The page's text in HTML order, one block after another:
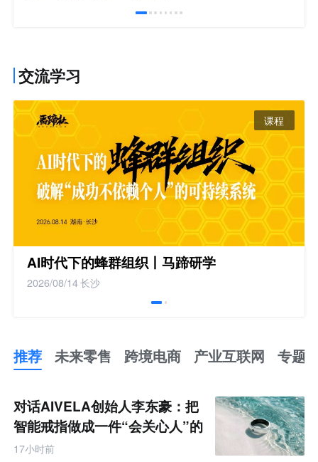
交流学习
课程
AI时代下的蜂群组织丨马蹄研学
2026/08/14长沙
推荐 未来零售 跨境电商 产业互联网 专题
来
零
售
跨
境
对话AIVELA创始人李东豪：把
智能戒指做成一件“会关心人”的
饰品
17小时前